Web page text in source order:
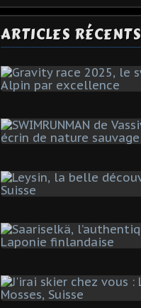
ARTICLES RÉCENTS